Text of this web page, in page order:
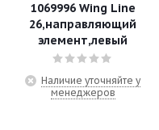
1069996 Wing Line
26,направляющий
элемент,левый
Наличие уточняйте у
менеджеров